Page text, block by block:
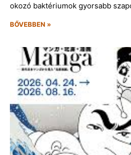
okozó baktériumok gyorsabb
BŐVEBBEN »